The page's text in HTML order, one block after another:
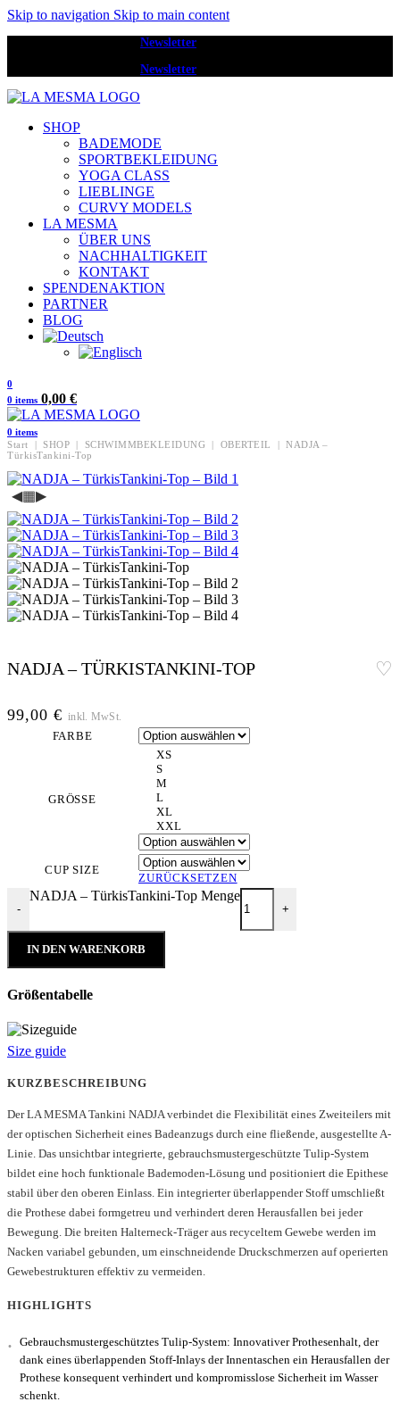
Skip to navigation Skip to main content
Newsletter
Newsletter
SHOP
BADEMODE
SPORTBEKLEIDUNG
YOGA CLASS
LIEBLINGE
CURVY MODELS
LA MESMA
ÜBER UNS
NACHHALTIGKEIT
KONTAKT
SPENDENAKTION
PARTNER
BLOG
0
0 items 0,00 €
0 items
Start
| SHOP | SCHWIMMBEKLEIDUNG | OBERTEIL | NADJA –
TürkisTankini-Top
◀▦▶
NADJA – TÜRKISTANKINI-TOP
99,00 € inkl. MwSt.
FARBE
GRÖSSE
XS
S
M
L
XL
XXL
CUP SIZE
ZURÜCKSETZEN
-
NADJA – TürkisTankini-Top Menge
+
IN DEN WARENKORB
KURZBESCHREIBUNG
Der LA MESMA Tankini NADJA verbindet die Flexibilität eines Zweiteilers mit
der optischen Sicherheit eines Badeanzugs durch eine fließende, ausgestellte A-
Linie. Das unsichtbar integrierte, gebrauchsmustergeschützte Tulip-System
bildet eine hoch funktionale Bademoden-Lösung und positioniert die Epithese
stabil über den oberen Einlass. Ein integrierter überlappender Stoff umschließt
die Prothese dabei formgetreu und verhindert deren Herausfallen bei jeder
Bewegung. Die breiten Halterneck-Träger aus recyceltem Gewebe werden im
Nacken variabel gebunden, um einschneidende Druckschmerzen auf operierten
Gewebestrukturen effektiv zu vermeiden.
HIGHLIGHTS
Gebrauchsmustergeschütztes Tulip-System: Innovativer Prothesenhalt, der
dank eines überlappenden Stoff-Inlays der Innentaschen ein Herausfallen der
Prothese konsequent verhindert und kompromisslose Sicherheit im Wasser
schenkt.
Größentabelle
Size guide